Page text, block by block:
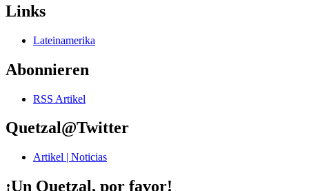
Links
Lateinamerika
Abonnieren
RSS Artikel
Quetzal@Twitter
Artikel | Noticias
¡Un Quetzal, por favor!